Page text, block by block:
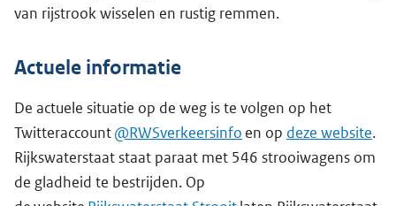
van rijstrook wisselen en rustig remmen.
Actuele informatie
De actuele situatie op de weg is te volgen op het
Twitteraccount@RWSverkeersinfo en op deze website.
Rijkswaterstaat staat paraat met 546 strooiwagens om
de gladheid te bestrijden. Op